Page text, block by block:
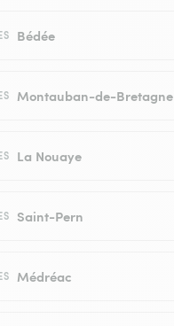
Bédée
Montauban-de-Bretagne
La Nouaye
Saint-Pern
Médréac